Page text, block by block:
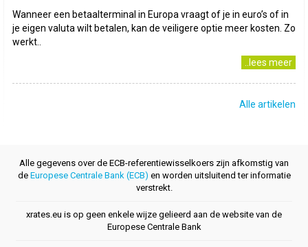
Wanneer een betaalterminal in Europa vraagt of je in euro’s of in
je eigen valuta wilt betalen, kan de veiligere optie meer kosten. Zo
werkt..
..lees meer
Alle artikelen
Alle gegevens over de ECB-referentiewisselkoers zijn afkomstig van
de Europese Centrale Bank (ECB) en worden uitsluitend ter informatie
verstrekt.
xrates.eu is op geen enkele wijze gelieerd aan de website van de
Europese Centrale Bank